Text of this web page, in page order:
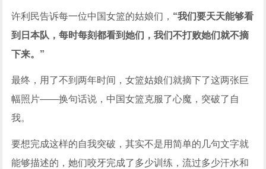
许利民告诉每一位中国女篮的姑娘们， “我们要天天能够看
到日本队，每时每刻都看到她们，我们不打败她们就不摘
下来。”
最终，用了不到两年时间，女篮姑娘们就摘下了这两张巨
幅照片——换句话说，中国女篮克服了心魔，突破了自
我。
要想完成这样的自我突破，其实不是用简单的几句文字就
能够描述的，她们咬牙完成了多少训练，流过多少汗水和